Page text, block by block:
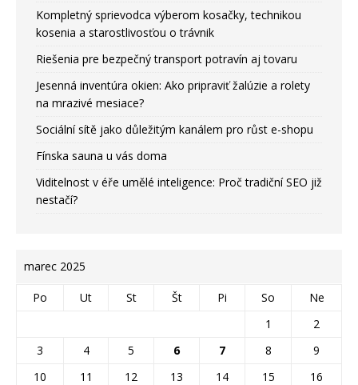
Kompletný sprievodca výberom kosačky, technikou
kosenia a starostlivosťou o trávnik
Riešenia pre bezpečný transport potravín aj tovaru
Jesenná inventúra okien: Ako pripraviť žalúzie a rolety
na mrazivé mesiace?
Sociální sítě jako důležitým kanálem pro růst e-shopu
Fínska sauna u vás doma
Viditelnost v éře umělé inteligence: Proč tradiční SEO již
nestačí?
marec 2025
Po Ut St Št Pi So
Ne
1
2
3
4 5 6 7 8
9
10
11 12 13 14 15
16